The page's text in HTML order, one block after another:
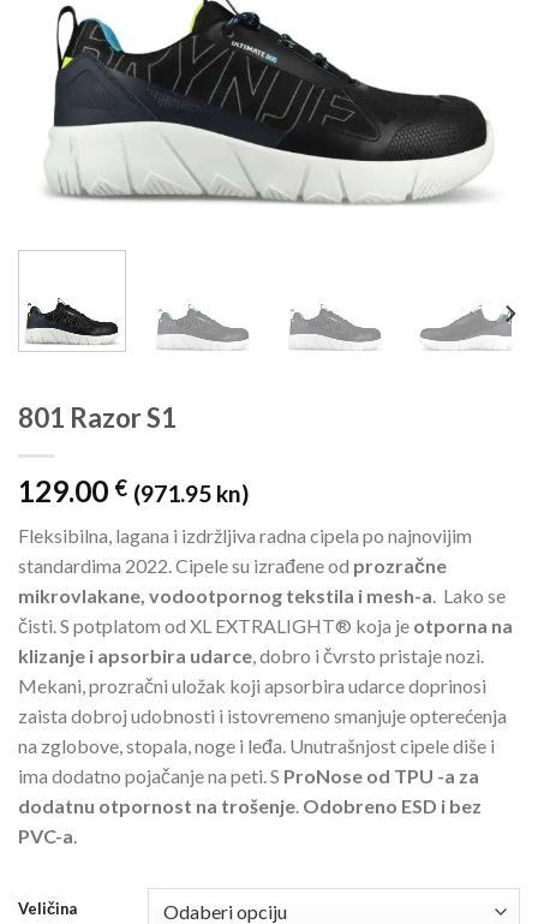
801 Razor S1
129.00 € (971.95 kn)
Fleksibilna, lagana i izdržljiva radna cipela po najnovijim
standardima 2022. Cipele su izrađene od prozračne
mikrovlakane, vodootpornog tekstila i mesh-a. Lako se
čisti. S potplatom od XL EXTRALIGHT® koja je otporna na
klizanje i apsorbira udarce, dobro i čvrsto pristaje nozi.
Mekani, prozračni uložak koji apsorbira udarce doprinosi
zaista dobroj udobnosti i istovremeno smanjuje opterećenja
na zglobove, stopala, noge i leđa. Unutrašnjost cipele diše i
ima dodatno pojačanje na peti. S ProNose od TPU -a za
dodatnu otpornost na trošenje. Odobreno ESD i bez
PVC-a.
Veličina